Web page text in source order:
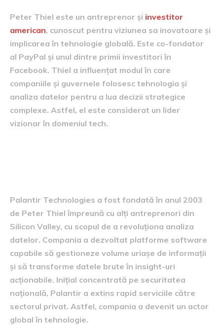
Peter Thiel este un antreprenor și investitor
american, cunoscut pentru viziunea sa inovatoare și
implicarea în tehnologie globală. Este co-fondator
al PayPal și unul dintre primii investitori în
Facebook. Thiel a influențat modul în care
companiile și guvernele folosesc tehnologia și
analiza datelor pentru a lua decizii strategice
complexe. Astfel, el este considerat un lider
vizionar în domeniul tech.
Palantir Technologies a fost fondată în anul 2003
de Peter Thiel împreună cu alți antreprenori din
Silicon Valley, cu scopul de a revoluționa analiza
datelor. Compania a dezvoltat platforme software
capabile să gestioneze volume uriașe de informații
și să transforme datele brute în insight-uri
acționabile. Inițial concentrată pe securitatea
națională, Palantir a extins rapid serviciile către
sectorul privat. Astfel, compania a devenit un actor
global în tehnologie.